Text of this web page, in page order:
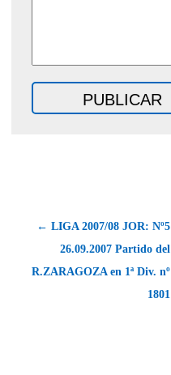
← LIGA 2007/08 JOR: Nº5
26.09.2007 Partido del
R.ZARAGOZA en 1ª Div. nº
1801